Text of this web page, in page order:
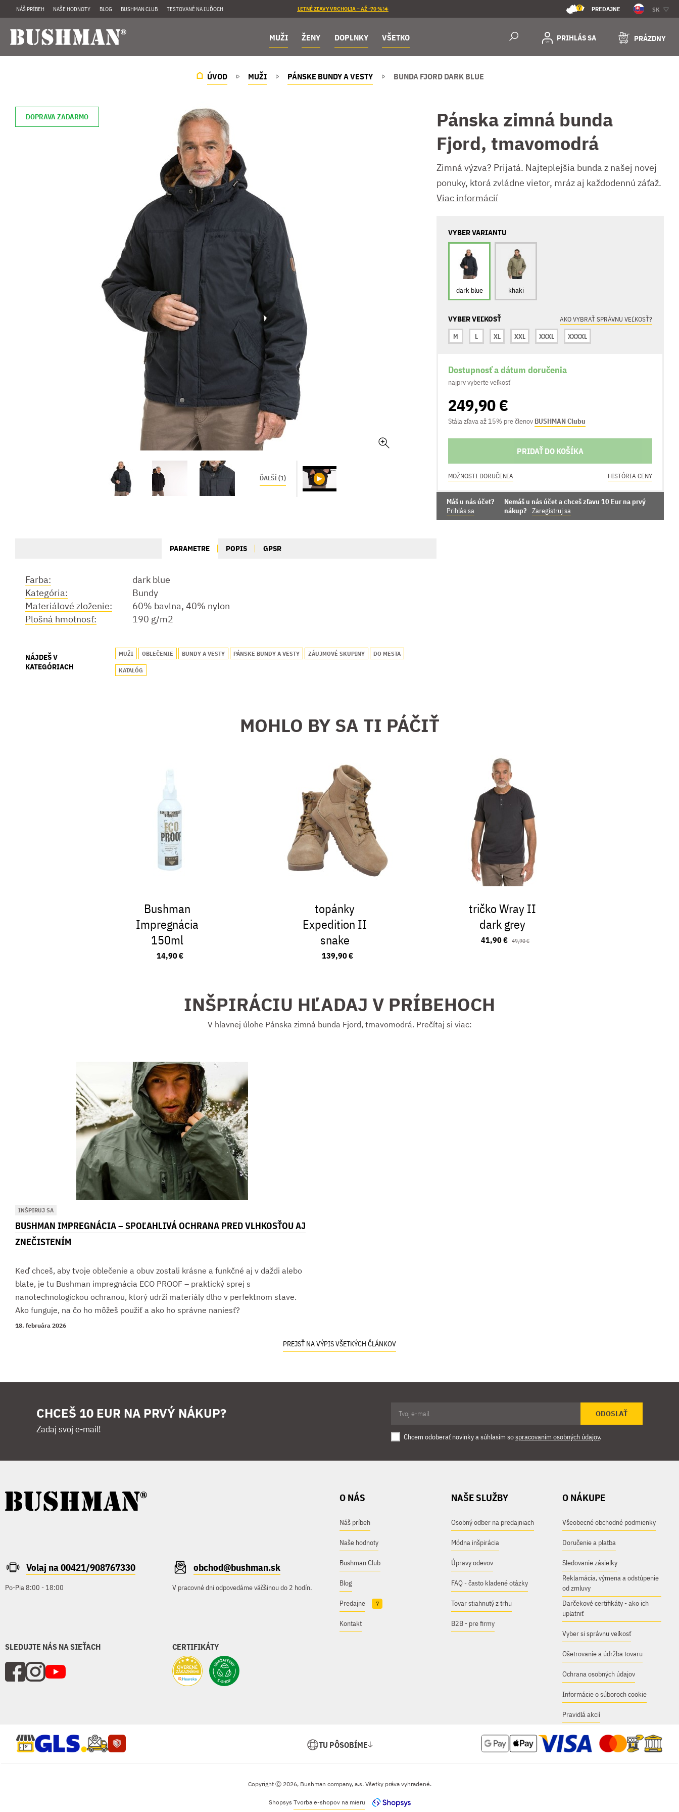
NÁŠ PRÍBEH NAŠE HODNOTY BLOG BUSHMAN CLUB TESTOVANÉ NA ĽUĎOCH LETNÉ ZĽAVY VRCHOLIA – AŽ -70 %!☀️ 7 PREDAJNE SK
MUŽI ŽENY DOPLNKY VŠETKO PRIHLÁS SA PRÁZDNY
ÚVOD MUŽI PÁNSKE BUNDY A VESTY BUNDA FJORD DARK BLUE
DOPRAVA ZADARMO
ĎALŠÍ (1)
Pánska zimná bunda
Fjord, tmavomodrá
Zimná výzva? Prijatá. Najteplejšia bunda z našej novej
ponuky, ktorá zvládne vietor, mráz aj každodennú záťaž.
Viac informácií
VYBER VARIANTU
dark blue khaki
VYBER VEĽKOSŤ
AKO VYBRAŤ SPRÁVNU VEĽKOSŤ?
M
L XL XXL XXXL XXXXL
Dostupnosť a dátum doručenia
najprv vyberte veľkosť
249,90 €
Stála zľava až 15% pre členov BUSHMAN Clubu
PRIDAŤ DO KOŠÍKA
MOŽNOSTI DORUČENIA HISTÓRIA CENY
Máš u nás účet?
Prihlás sa
Nemáš u nás účet a chceš zľavu 10 Eur na prvý
nákup?
Zaregistruj sa
PARAMETRE POPIS GPSR
Farba:
dark blue
Kategória:
Bundy
Materiálové zloženie:
60% bavlna, 40% nylon
Plošná hmotnosť:
190 g/m2
NÁJDEŠ V
KATEGÓRIACH
MUŽI OBLEČENIE BUNDY A VESTY PÁNSKE BUNDY A VESTY ZÁUJMOVÉ SKUPINY DO MESTA
KATALÓG
MOHLO BY SA TI PÁČIŤ
Bushman
Impregnácia
150ml
14,90 €
topánky
Expedition II
snake
139,90 €
tričko Wray II
dark grey
41,90 € 49,90 €
INŠPIRÁCIU HĽADAJ V PRÍBEHOCH
V hlavnej úlohe Pánska zimná bunda Fjord, tmavomodrá. Prečítaj si viac:
INŠPIRUJ SA
BUSHMAN IMPREGNÁCIA – SPOĽAHLIVÁ OCHRANA PRED VLHKOSŤOU AJ
ZNEČISTENÍM
Keď chceš, aby tvoje oblečenie a obuv zostali krásne a funkčné aj v daždi alebo
blate, je tu Bushman impregnácia ECO PROOF – praktický sprej s
nanotechnologickou ochranou, ktorý udrží materiály dlho v perfektnom stave.
Ako funguje, na čo ho môžeš použiť a ako ho správne naniesť?
18. februára 2026
PREJSŤ NA VÝPIS VŠETKÝCH ČLÁNKOV
CHCEŠ 10 EUR NA PRVÝ NÁKUP?
Zadaj svoj e-mail!
ODOSLAŤ
Chcem odoberať novinky a súhlasím sospracovaním osobných údajov.
Volaj na 00421/908767330
Po-Pia 8:00 - 18:00
obchod@bushman.sk
V pracovné dni odpovedáme väčšinou do 2 hodín.
SLEDUJTE NÁS NA SIEŤACH CERTIFIKÁTY
O NÁS
Náš príbeh
Naše hodnoty
Bushman Club
Blog
Predajne 7
Kontakt
NAŠE SLUŽBY
Osobný odber na predajniach
Módna inšpirácia
Úpravy odevov
FAQ - často kladené otázky
Tovar stiahnutý z trhu
B2B - pre firmy
O NÁKUPE
Všeobecné obchodné podmienky
Doručenie a platba
Sledovanie zásielky
Reklamácia, výmena a odstúpenie
od zmluvy
Darčekové certifikáty - ako ich
uplatniť
Vyber si správnu veľkosť
Ošetrovanie a údržba tovaru
Ochrana osobných údajov
Informácie o súboroch cookie
Pravidlá akcií
TU PÔSOBÍME
Copyright Ⓒ 2026, Bushman company, a.s. Všetky práva vyhradené.
Shopsys Tvorba e-shopov na mieru